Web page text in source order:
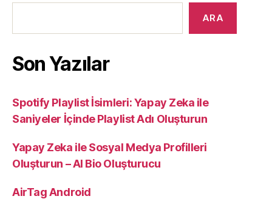
Anlatan
ARA
Son Yazılar
Spotify Playlist İsimleri: Yapay Zeka ile
Saniyeler İçinde Playlist Adı Oluşturun
Yapay Zeka ile Sosyal Medya Profilleri
Oluşturun – AI Bio Oluşturucu
AirTag Android